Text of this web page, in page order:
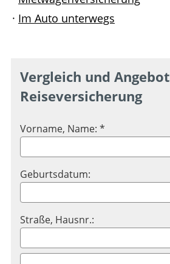
· Im Auto unterwegs
Vergleich und Angebot
Reiseversicherung
Vorname, Name: *
Geburtsdatum:
Straße, Hausnr.: